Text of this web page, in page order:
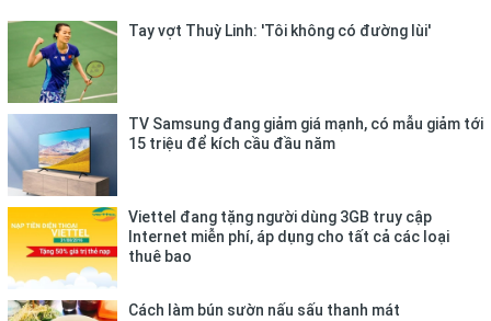
Tay vợt Thuỳ Linh: 'Tôi không có đường lùi'
TV Samsung đang giảm giá mạnh, có mẫu giảm tới
15 triệu để kích cầu đầu năm
Viettel đang tặng người dùng 3GB truy cập
Internet miễn phí, áp dụng cho tất cả các loại
thuê bao
Cách làm bún sườn nấu sấu thanh mát